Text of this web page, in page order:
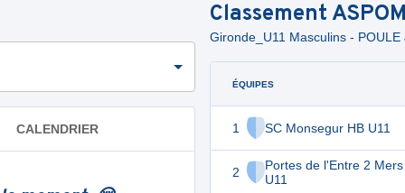
CALENDRIER
Classement
Gironde_U11 Masculins -
ÉQUIPES
1 SC Monsegur HB U11
2
Portes de l'Entre 2
U11